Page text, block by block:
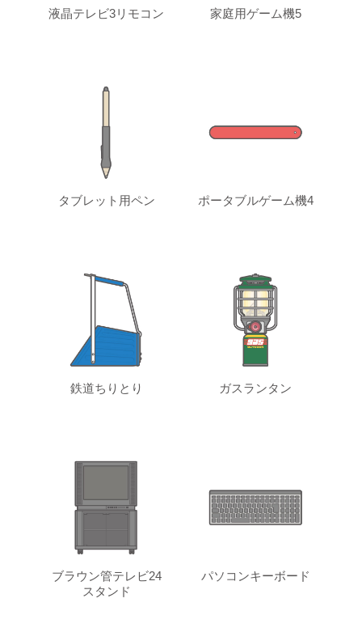
液晶テレビ3リモコン 家庭用ゲーム機5
タブレット用ペン ポータブルゲーム機4
鉄道ちりとり ガスランタン
ブラウン管テレビ24
スタンド
パソコンキーボード